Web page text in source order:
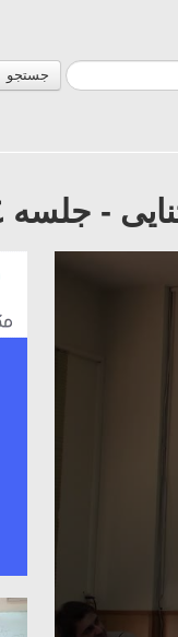
جستجو
٢٤ - ٩٢/٩/١٧